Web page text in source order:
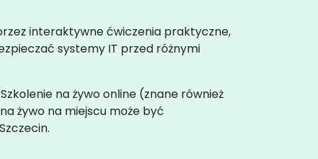
interaktywne ćwiczenia praktyczne,
systemy IT przed różnymi
na żywo online (znane również
żywo na miejscu może być